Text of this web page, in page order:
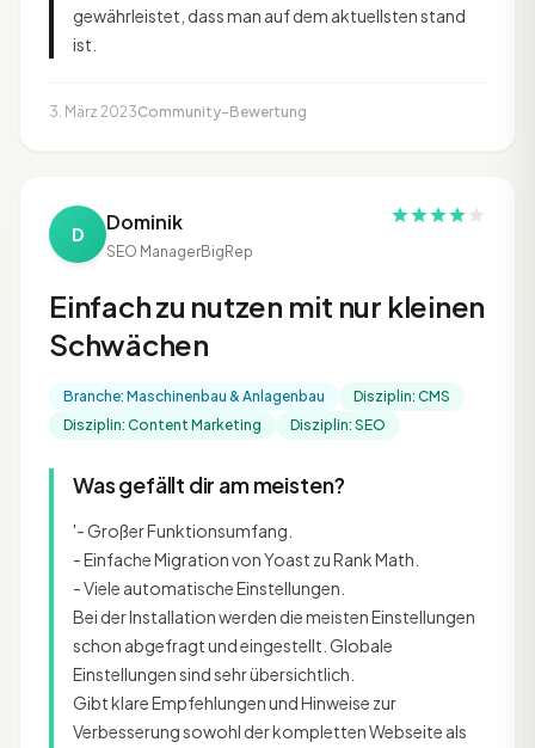
gewährleistet, dass man auf dem aktuellsten stand
ist.
3. März 2023Community-Bewertung
D Dominik
SEO ManagerBigRep
Einfach zu nutzen mit nur kleinen
Schwächen
Branche: Maschinenbau & Anlagenbau
Disziplin: CMS
Disziplin: Content Marketing
Disziplin: SEO
Was gefällt dir am meisten?
'- Großer Funktionsumfang.
- Einfache Migration von Yoast zu Rank Math.
- Viele automatische Einstellungen.
Bei der Installation werden die meisten Einstellungen
schon abgefragt und eingestellt. Globale
Einstellungen sind sehr übersichtlich.
Gibt klare Empfehlungen und Hinweise zur
Verbesserung sowohl der kompletten Webseite als